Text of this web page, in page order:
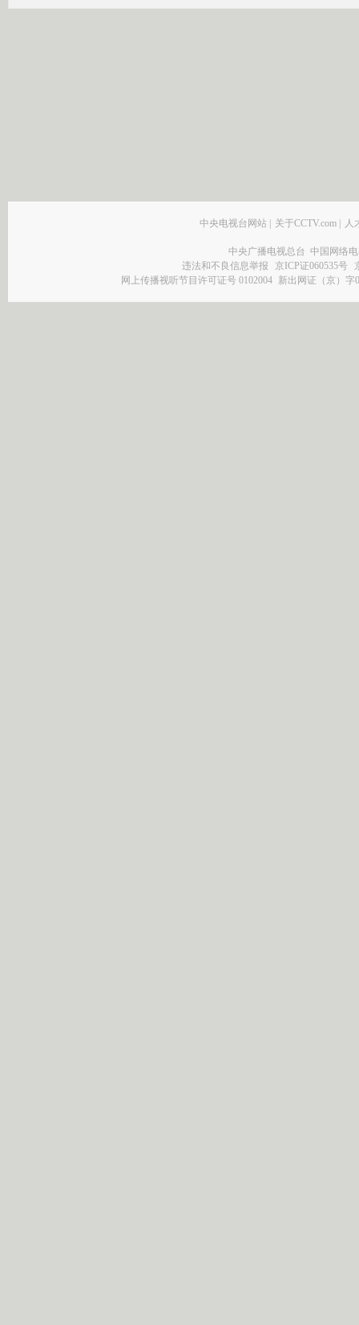
中央电视台网站 | 关于CCTV.com | 人
中央广播电视总台 中国网络
违法和不良信息举报
京ICP证060535号
网上传播视听节目许可证号 0102004 新出网证（京）